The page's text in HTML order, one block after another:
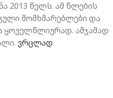
2013 წელს. ამ წლების
მომხმარებლები და
ყოველწლიურად. ამჯამად
ვრცლად